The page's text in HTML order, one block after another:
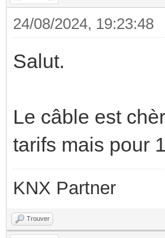
24/08/2024, 19:23:48
Salut.
Le câble est
tarifs mais pour
KNX Partner
Trouver